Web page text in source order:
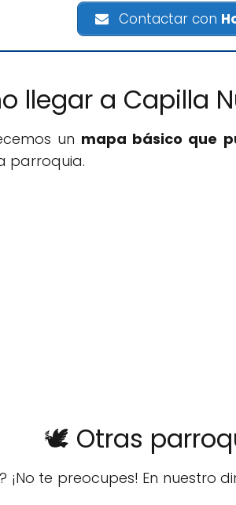
Contactar con
llegar a Capilla
un mapa básico que
parroquia.
🕊️ Otras
¡No te preocupes! En nuestro